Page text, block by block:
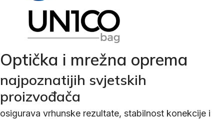
Optička i mrežna oprema
najpoznatijih svjetskih
proizvođača
osigurava vrhunske rezultate, stabilnost konekcije i